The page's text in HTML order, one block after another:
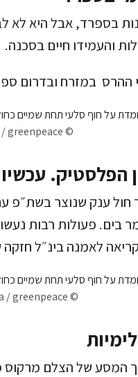
בספרד, אבל היא לא
והעמידו חיים בסכנה.
ההרס במזרח ובדרום
© gabriel gallo / greenpeace
הפלסטיק. עכשיו
חול ענק שנוצר בשת״פ
בים. פעולות רבות
לאמנה בינ״ל
© ivan castaneira / greenpeace
המסע של הצלם מרקוס